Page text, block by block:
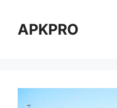
contentAPKPRO